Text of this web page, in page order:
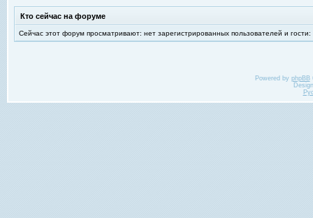
Кто сейчас на форуме
Сейчас этот форум просматривают: нет зарегистрированных пользователей и гости:
Powered by phpBB